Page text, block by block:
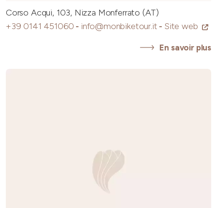
Corso Acqui, 103, Nizza Monferrato (AT)
+39 0141 451060 - info@monbiketour.it - Site web
En savoir plus